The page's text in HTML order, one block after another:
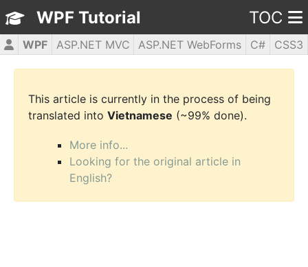
WPF Tutorial TOC
WPF ASP.NET MVC ASP.NET WebForms C#
CSS3
HTML5
JavaScript jQuery PHP5
This article is currently in the process of being
translated into Vietnamese (~99% done).
More info...
Looking for the original article in
English?